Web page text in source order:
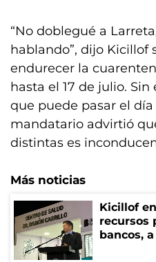
“No doblegué a
hablando”, dijo Kicillof
endurecer la
hasta el 17 de julio.
que puede pasar el día
mandatario advirtió
distintas es
Más noticias
Kicillof
recursos
bancos,